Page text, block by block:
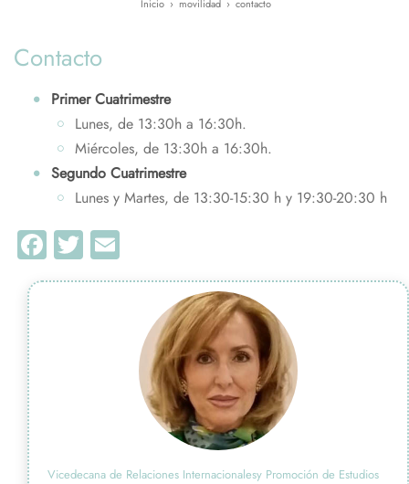
navegación
Inicio movilidad contacto
Contacto
Primer Cuatrimestre
Lunes, de 13:30h a 16:30h.
Miércoles, de 13:30h a 16:30h.
Segundo Cuatrimestre
Lunes y Martes, de 13:30-15:30 h y 19:30-20:30 h
Facebook
Twitter
Vicedecana de Relaciones Internacionalesy Promoción de Estudios